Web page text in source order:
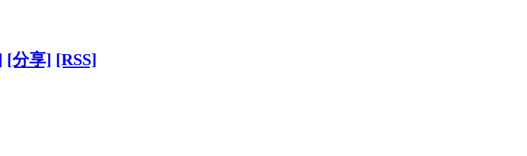
[分享] [RSS]